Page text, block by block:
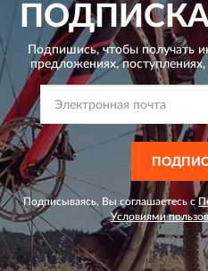
Подпишись, чтобы получать
предложениях,
Подписываясь, Вы соглашаетесь с
Условиями